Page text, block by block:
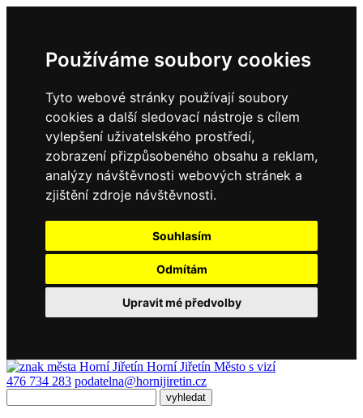
Používáme soubory cookies
Tyto webové stránky používají soubory
cookies a další sledovací nástroje s cílem
vylepšení uživatelského prostředí,
zobrazení přizpůsobeného obsahu a reklam,
analýzy návštěvnosti webových stránek a
zjištění zdroje návštěvnosti.
Souhlasím
Odmítám
Upravit mé předvolby
Horní Jiřetín Město s vizí
476 734 283 podatelna@hornijiretin.cz